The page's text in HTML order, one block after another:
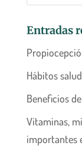
Entradas
Hábitos
Beneficios
Vitaminas,
importantes